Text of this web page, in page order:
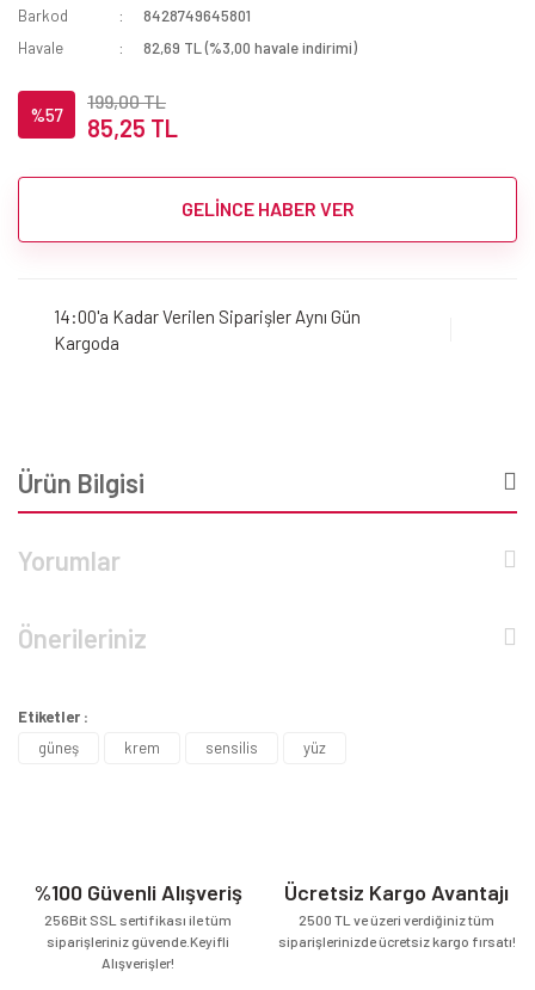
Barkod
8428749645801
Havale
82,69 TL (%3,00 havale indirimi)
%57
199,00 TL
85,25 TL
GELİNCE HABER VER
14:00'a Kadar Verilen Siparişler Aynı Gün
Kargoda
Ürün Bilgisi
Yorumlar
Önerileriniz
Etiketler :
güneş
krem sensilis yüz
%100 Güvenli Alışveriş
256Bit SSL sertifikası ile tüm
siparişleriniz güvende.Keyifli
Alışverişler!
Ücretsiz Kargo Avantajı
2500 TL ve üzeri verdiğiniz tüm
siparişlerinizde ücretsiz kargo fırsatı!